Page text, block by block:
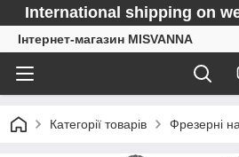
International shipping on
Інтернет-магазин MISVANNA
Категорії товарів Фрезерні